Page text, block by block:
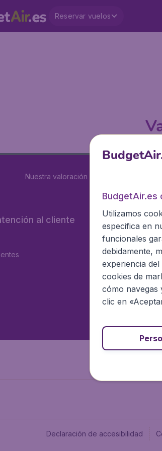
Reservar vuelos
Nuestra valoración es
al cliente
Declaración de accesibilidad
BudgetAir.es
Utilizamos
especifica en
funcionales
debidamente,
experiencia
cookies de
cómo navegas
clic en